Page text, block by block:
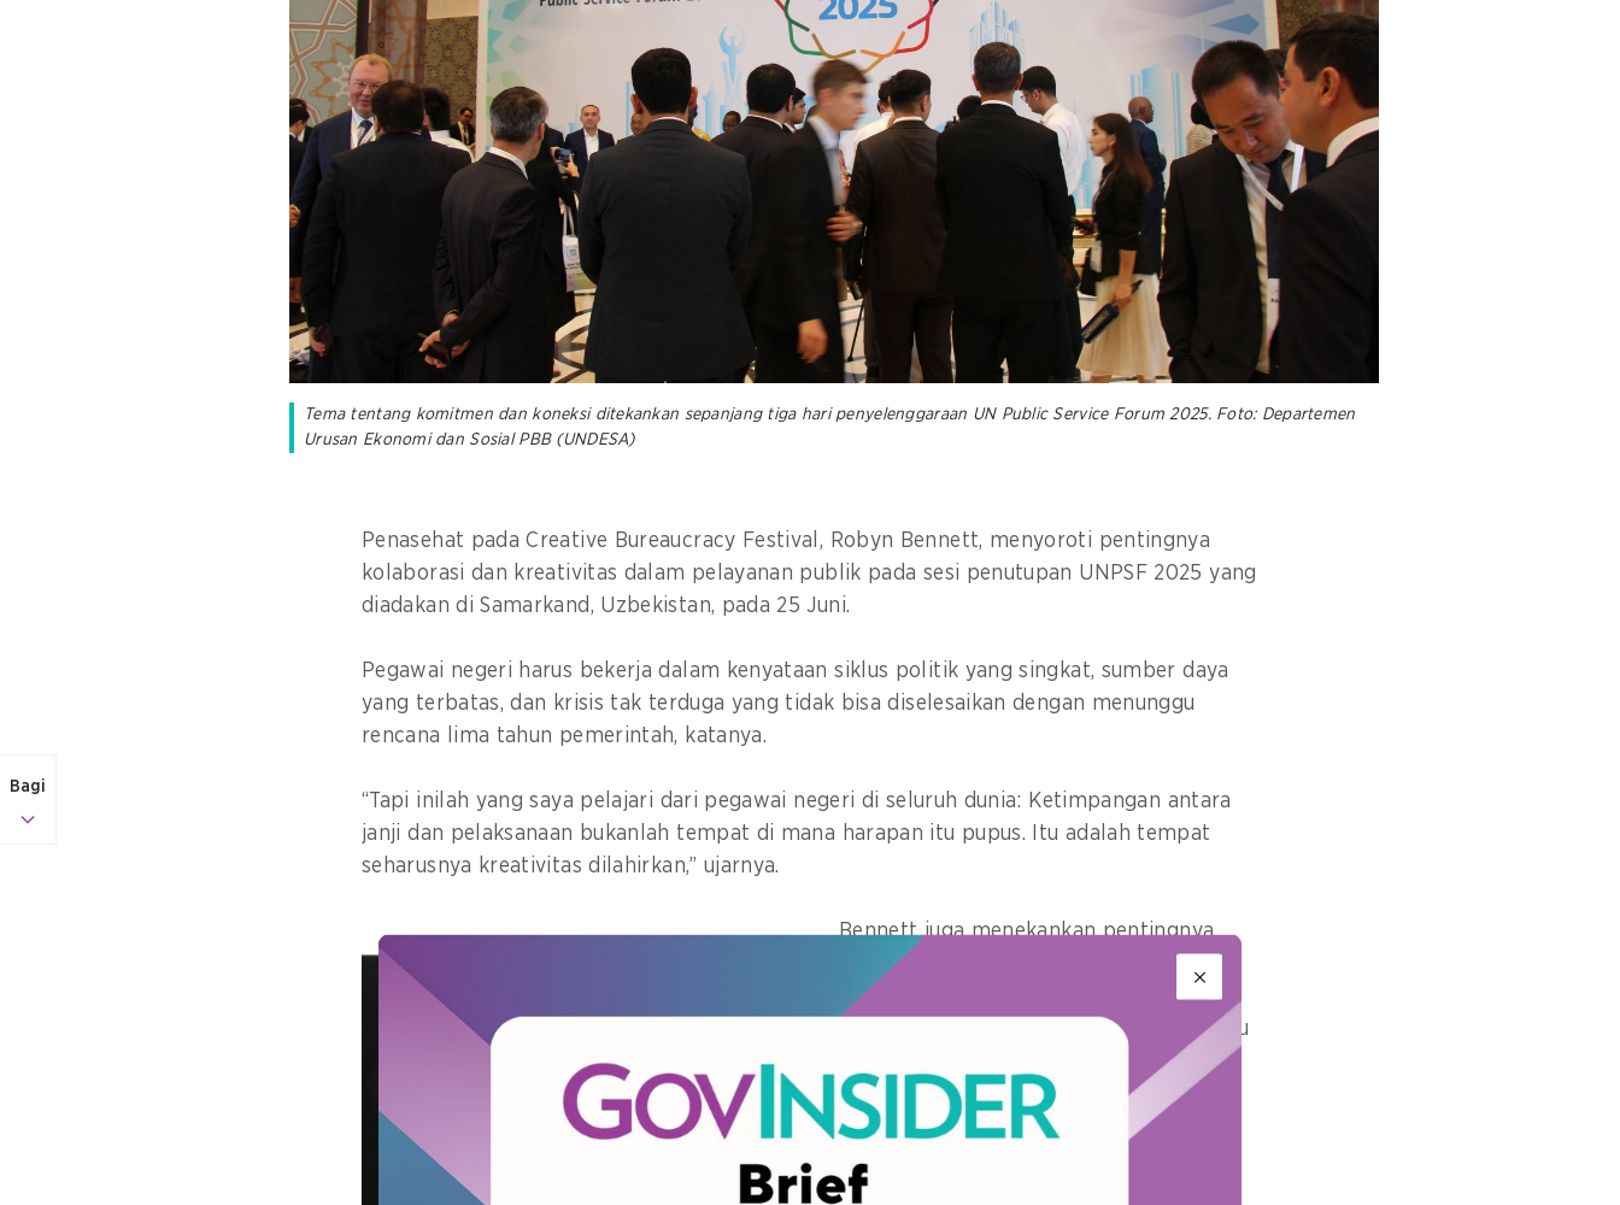
Bagi
Tema tentang komitmen dan koneksi ditekankan sepanjang tiga hari penyelenggaraan UN Public Service Forum 2025. Foto: Departemen
Urusan Ekonomi dan Sosial PBB (UNDESA)
Penasehat pada Creative Bureaucracy Festival, Robyn Bennett, menyoroti pentingnya
kolaborasi dan kreativitas dalam pelayanan publik pada sesi penutupan UNPSF 2025 yang
diadakan di Samarkand, Uzbekistan, pada 25 Juni.
Pegawai negeri harus bekerja dalam kenyataan siklus politik yang singkat, sumber daya
yang terbatas, dan krisis tak terduga yang tidak bisa diselesaikan dengan menunggu
rencana lima tahun pemerintah, katanya.
“Tapi inilah yang saya pelajari dari pegawai negeri di seluruh dunia: Ketimpangan antara
janji dan pelaksanaan bukanlah tempat di mana harapan itu pupus. Itu adalah tempat
seharusnya kreativitas dilahirkan,” ujarnya.
Bennett juga menekankan pentingnya
kerja sama lintas wilayah dan lintas
generasi untuk mengatasi masalah yang
terlalu besar untuk diselesaikan oleh satu
entitas saja, seperti gejolak politik dan
kecerdasan buatan (AI).
“Bahwa pelayanan publik bukan hanya
pekerjaan—itu adalah komitmen. Pilihan